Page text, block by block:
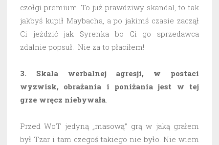
czołgi premium. To już prawdziwy skandal, to tak
jakbyś kupił Maybacha, a po jakimś czasie zaczął
Ci jeździć jak Syrenka bo Ci go sprzedawca
zdalnie popsuł. Nie za to płaciłem!
3. Skala werbalnej agresji, w postaci
wyzwisk, obrażania i poniżania jest w tej
grze wręcz niebywała.
Przed WoT jedyną „masową” grą w jaką grałem
był Tzar i tam czegoś takiego nie było. Nie wiem